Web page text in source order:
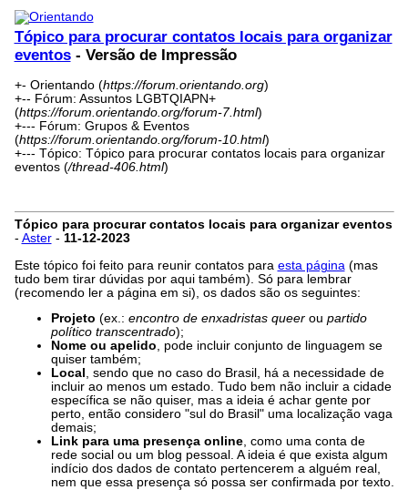
Tópico para procurar contatos locais para organizar
eventos- Versão de Impressão
+- Orientando (https://forum.orientando.org)
+-- Fórum: Assuntos LGBTQIAPN+
(https://forum.orientando.org/forum-7.html)
+--- Fórum: Grupos & Eventos
(https://forum.orientando.org/forum-10.html)
+--- Tópico: Tópico para procurar contatos locais para organizar
eventos (/thread-406.html)
Tópico para procurar contatos locais para organizar eventos
- Aster- 11-12-2023
Este tópico foi feito para reunir contatos para esta página(mas
tudo bem tirar dúvidas por aqui também). Só para lembrar
(recomendo ler a página em si), os dados são os seguintes:
Projeto (ex.: encontro de enxadristas queerou partido
político transcentrado);
Nome ou apelido, pode incluir conjunto de linguagem se
quiser também;
Local , sendo que no caso do Brasil, há a necessidade de
incluir ao menos um estado. Tudo bem não incluir a cidade
específica se não quiser, mas a ideia é achar gente por
perto, então considero "sul do Brasil" uma localização vaga
demais;
Link para uma presença online, como uma conta de
rede social ou um blog pessoal. A ideia é que exista algum
indício dos dados de contato pertencerem a alguém real,
nem que essa presença só possa ser confirmada por texto.